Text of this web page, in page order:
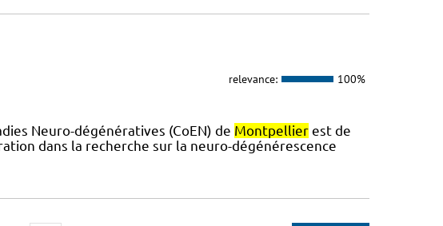
relevance: 100%
Neuro-dégénératives (CoEN) de Montpellierest de
dans la recherche sur la neuro-dégénérescence